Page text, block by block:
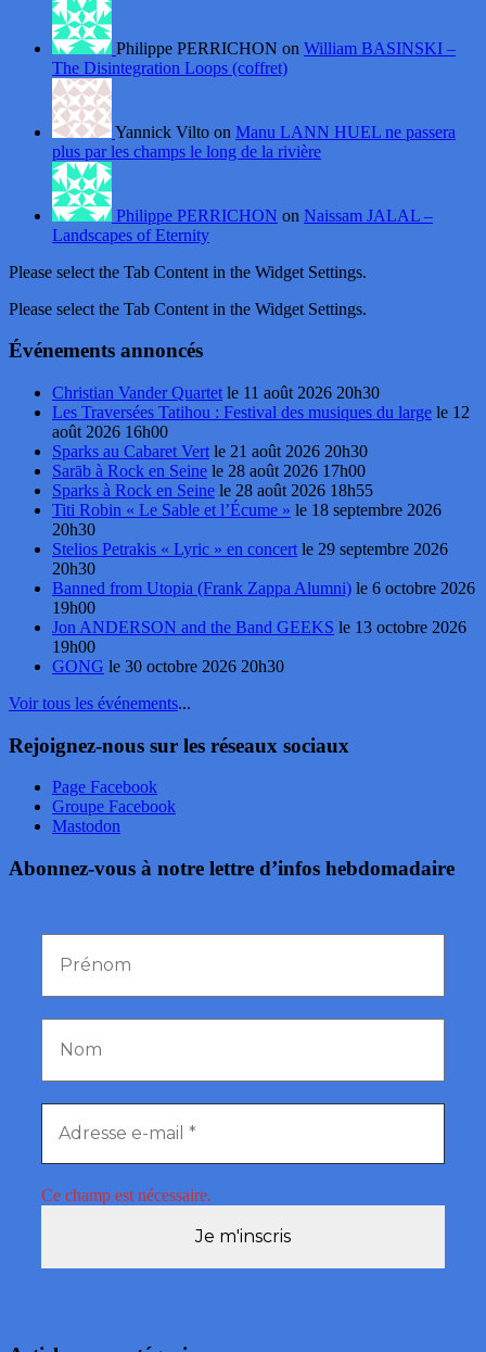
Philippe PERRICHON on William BASINSKI –
The Disintegration Loops (coffret)
Yannick Vilto on Manu LANN HUEL ne passera
plus par les champs le long de la rivière
Philippe PERRICHON on Naissam JALAL –
Landscapes of Eternity
Please select the Tab Content in the Widget Settings.
Please select the Tab Content in the Widget Settings.
Événements annoncés
Christian Vander Quartet le 11 août 2026 20h30
Les Traversées Tatihou : Festival des musiques du large le 12
août 2026 16h00
Sparks au Cabaret Vert le 21 août 2026 20h30
Sarāb à Rock en Seine le 28 août 2026 17h00
Sparks à Rock en Seine le 28 août 2026 18h55
Titi Robin « Le Sable et l’Écume » le 18 septembre 2026
20h30
Stelios Petrakis « Lyric » en concert le 29 septembre 2026
20h30
Banned from Utopia (Frank Zappa Alumni) le 6 octobre 2026
19h00
Jon ANDERSON and the Band GEEKS le 13 octobre 2026
19h00
GONG le 30 octobre 2026 20h30
Voir tous les événements...
Rejoignez-nous sur les réseaux sociaux
Page Facebook
Groupe Facebook
Mastodon
Abonnez-vous à notre lettre d’infos hebdomadaire
Ce champ est nécessaire.